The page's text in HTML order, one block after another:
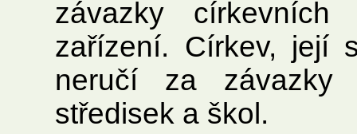
závazky
zařízení. Církev, její
neručí za závazky
středisek a škol.